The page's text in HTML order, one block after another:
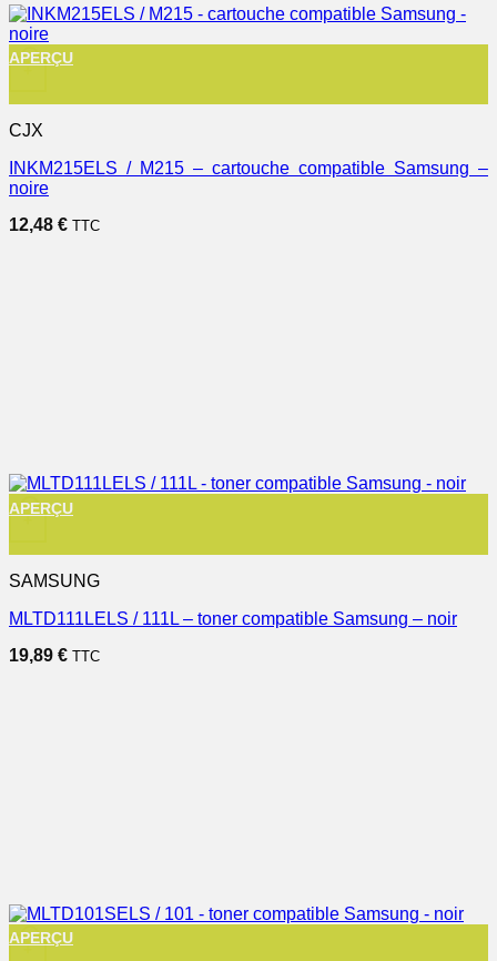
+
APERÇU
CJX
INKM215ELS / M215 – cartouche compatible Samsung –
noire
12,48 € TTC
+
APERÇU
SAMSUNG
MLTD111LELS / 111L – toner compatible Samsung – noir
19,89 € TTC
+
APERÇU